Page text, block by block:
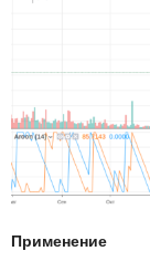
Применение